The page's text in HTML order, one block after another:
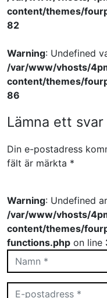
content/themes/
82
Warning: Undefined
/var/www/vhosts/
content/themes/
86
Lämna ett svar
Din e-postadress
fält är märkta *
Warning: Undefined
/var/www/vhosts/
content/themes/
functions.php on line